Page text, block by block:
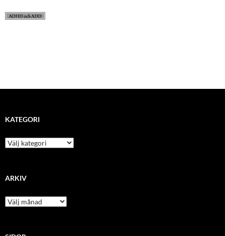
KATEGORI
kategori
ARKIV
arkiv